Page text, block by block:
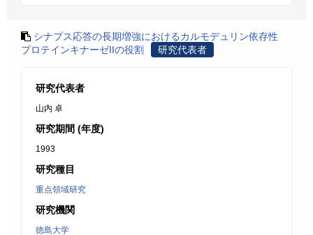
シナプス応答の長期増強におけるカルモデュリン依存性
プロテインキナーゼIIの役割
研究代表者
研究代表者
山内 卓
研究期間 (年度)
1993
研究種目
重点領域研究
研究機関
徳島大学